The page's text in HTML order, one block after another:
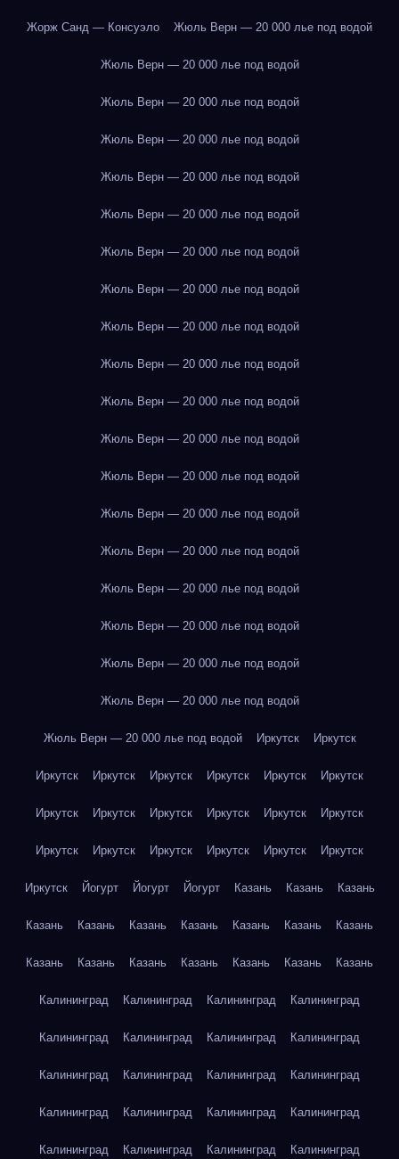
Жорж Санд — Консуэло Жюль Верн — 20 000 лье под водой
Жюль Верн — 20 000 лье под водой
Жюль Верн — 20 000 лье под водой
Жюль Верн — 20 000 лье под водой
Жюль Верн — 20 000 лье под водой
Жюль Верн — 20 000 лье под водой
Жюль Верн — 20 000 лье под водой
Жюль Верн — 20 000 лье под водой
Жюль Верн — 20 000 лье под водой
Жюль Верн — 20 000 лье под водой
Жюль Верн — 20 000 лье под водой
Жюль Верн — 20 000 лье под водой
Жюль Верн — 20 000 лье под водой
Жюль Верн — 20 000 лье под водой
Жюль Верн — 20 000 лье под водой
Жюль Верн — 20 000 лье под водой
Жюль Верн — 20 000 лье под водой
Жюль Верн — 20 000 лье под водой
Жюль Верн — 20 000 лье под водой
Жюль Верн — 20 000 лье под водой Иркутск Иркутск
Иркутск Иркутск Иркутск Иркутск Иркутск Иркутск
Иркутск Иркутск Иркутск Иркутск Иркутск Иркутск
Иркутск Иркутск Иркутск Иркутск Иркутск Иркутск
Иркутск Йогурт Йогурт Йогурт Казань Казань Казань
Казань Казань Казань Казань Казань Казань Казань
Казань Казань Казань Казань Казань Казань Казань
Калининград Калининград Калининград Калининград
Калининград Калининград Калининград Калининград
Калининград Калининград Калининград Калининград
Калининград Калининград Калининград Калининград
Калининград Калининград Калининград Калининград